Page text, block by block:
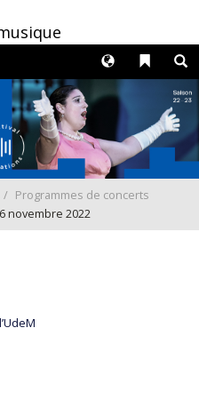
Liens
Langues
Programmes de concerts
novembre 2022